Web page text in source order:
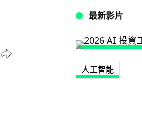
最新影片
人工智能